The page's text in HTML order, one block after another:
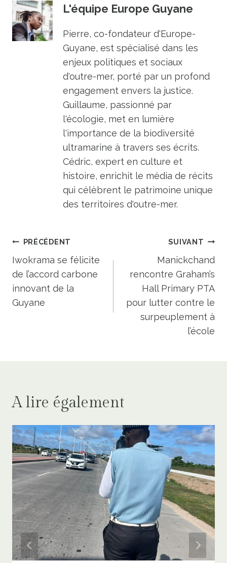
L'équipe Europe Guyane
Pierre, co-fondateur d'Europe-
Guyane, est spécialisé dans les
enjeux politiques et sociaux
d'outre-mer, porté par un profond
engagement envers la justice.
Guillaume, passionné par
l'écologie, met en lumière
l'importance de la biodiversité
ultramarine à travers ses écrits.
Cédric, expert en culture et
histoire, enrichit le média de récits
qui célèbrent le patrimoine unique
des territoires d'outre-mer.
Navigation
de
l’article
PRÉCÉDENT
Iwokrama se félicite
de l’accord carbone
innovant de la
Guyane
SUIVANT
Manickchand
rencontre Graham’s
Hall Primary PTA
pour lutter contre le
surpeuplement à
l’école
A lire également